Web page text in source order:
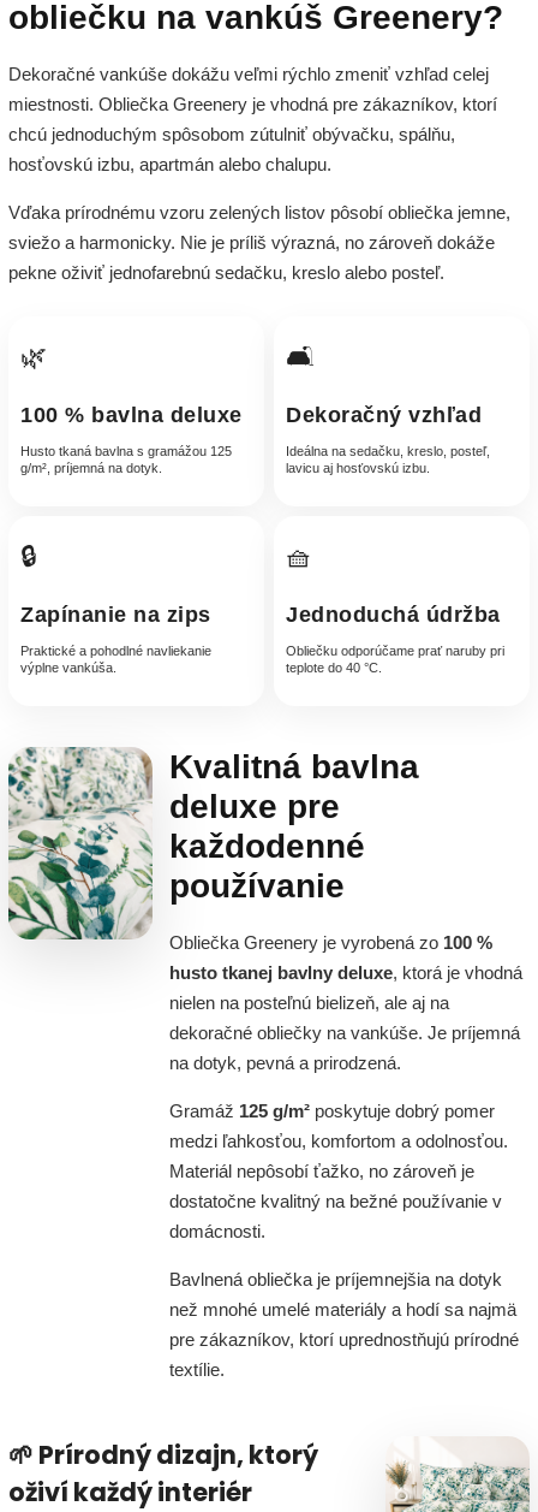
obliečku na vankúš Greenery?
Dekoračné vankúše dokážu veľmi rýchlo zmeniť vzhľad celej
miestnosti. Obliečka Greenery je vhodná pre zákazníkov, ktorí
chcú jednoduchým spôsobom zútulniť obývačku, spálňu,
hosťovskú izbu, apartmán alebo chalupu.
Vďaka prírodnému vzoru zelených listov pôsobí obliečka jemne,
sviežo a harmonicky. Nie je príliš výrazná, no zároveň dokáže
pekne oživiť jednofarebnú sedačku, kreslo alebo posteľ.
🌿
100 % bavlna deluxe
Husto tkaná bavlna s gramážou 125
g/m², príjemná na dotyk.
🛋️
Dekoračný vzhľad
Ideálna na sedačku, kreslo, posteľ,
lavicu aj hosťovskú izbu.
🔒
Zapínanie na zips
Praktické a pohodlné navliekanie
výplne vankúša.
🧺
Jednoduchá údržba
Obliečku odporúčame prať naruby pri
teplote do 40 °C.
Kvalitná bavlna
deluxe pre
každodenné
používanie
Obliečka Greenery je vyrobená zo 100 %
husto tkanej bavlny deluxe, ktorá je vhodná
nielen na posteľnú bielizeň, ale aj na
dekoračné obliečky na vankúše. Je príjemná
na dotyk, pevná a prirodzená.
Gramáž 125 g/m² poskytuje dobrý pomer
medzi ľahkosťou, komfortom a odolnosťou.
Materiál nepôsobí ťažko, no zároveň je
dostatočne kvalitný na bežné používanie v
domácnosti.
Bavlnená obliečka je príjemnejšia na dotyk
než mnohé umelé materiály a hodí sa najmä
pre zákazníkov, ktorí uprednostňujú prírodné
textílie.
🌱 Prírodný dizajn, ktorý
oživí každý interiér